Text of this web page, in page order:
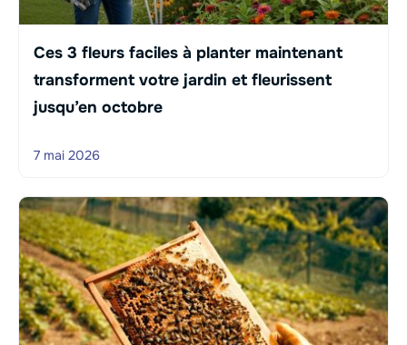
Ces 3 fleurs faciles à planter maintenant
transforment votre jardin et fleurissent
jusqu’en octobre
7 mai 2026